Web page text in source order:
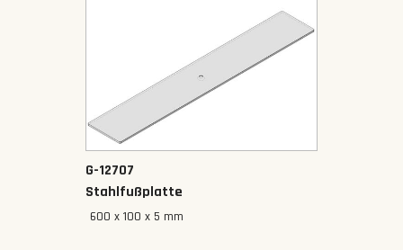
G-12707
Stahlfußplatte
600 x 100 x 5 mm